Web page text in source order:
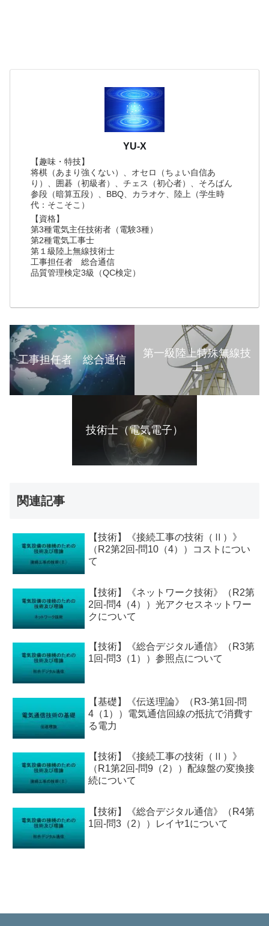
YU-X
【趣味・特技】
将棋（あまり強くない）、オセロ（ちょい自信あ
り）、囲碁（初級者）、チェス（初心者）、そろばん
参段（暗算五段）、BBQ、カラオケ、陸上（学生時
代：そこそこ）
【資格】
第3種電気主任技術者（電験3種）
第2種電気工事士
第１級陸上無線技術士
工事担任者 総合通信
品質管理検定3級（QC検定）
工事担任者 総合通信
第一級陸上特殊無線技
士
技術士（電気電子）
関連記事
【技術】《接続工事の技術（Ⅱ）》
（R2第2回-問10（4））コストについ
て
【技術】《ネットワーク技術》（R2第
2回-問4（4））光アクセスネットワー
クについて
【技術】《総合デジタル通信》（R3第
1回-問3（1））参照点について
【基礎】《伝送理論》（R3-第1回-問
4（1））電気通信回線の抵抗で消費す
る電力
【技術】《接続工事の技術（Ⅱ）》
（R1第2回-問9（2））配線盤の変換接
続について
【技術】《総合デジタル通信》（R4第
1回-問3（2））レイヤ1について